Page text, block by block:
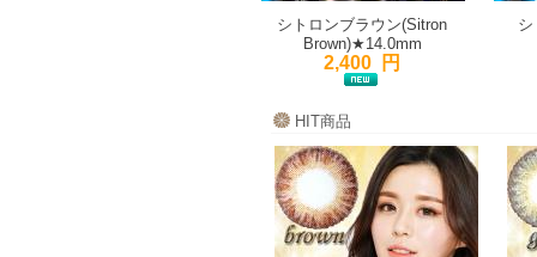
シトロンブラウン(Sitron
Brown)★14.0mm
2,400 円
HIT商品